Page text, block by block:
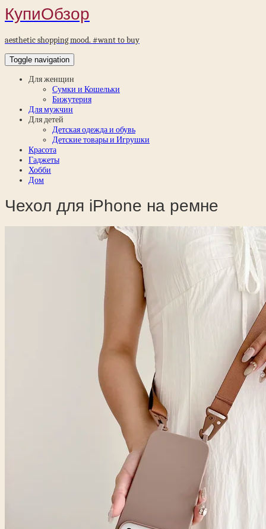
КупиОбзор
aesthetic shopping mood. #want to buy
Toggle navigation
Для женщин
Сумки и Кошельки
Бижутерия
Для мужчин
Для детей
Детская одежда и обувь
Детские товары и Игрушки
Красота
Гаджеты
Хобби
Дом
Чехол для iPhone на ремне